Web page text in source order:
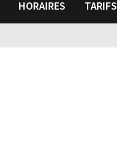
HORAIRES TARIFS